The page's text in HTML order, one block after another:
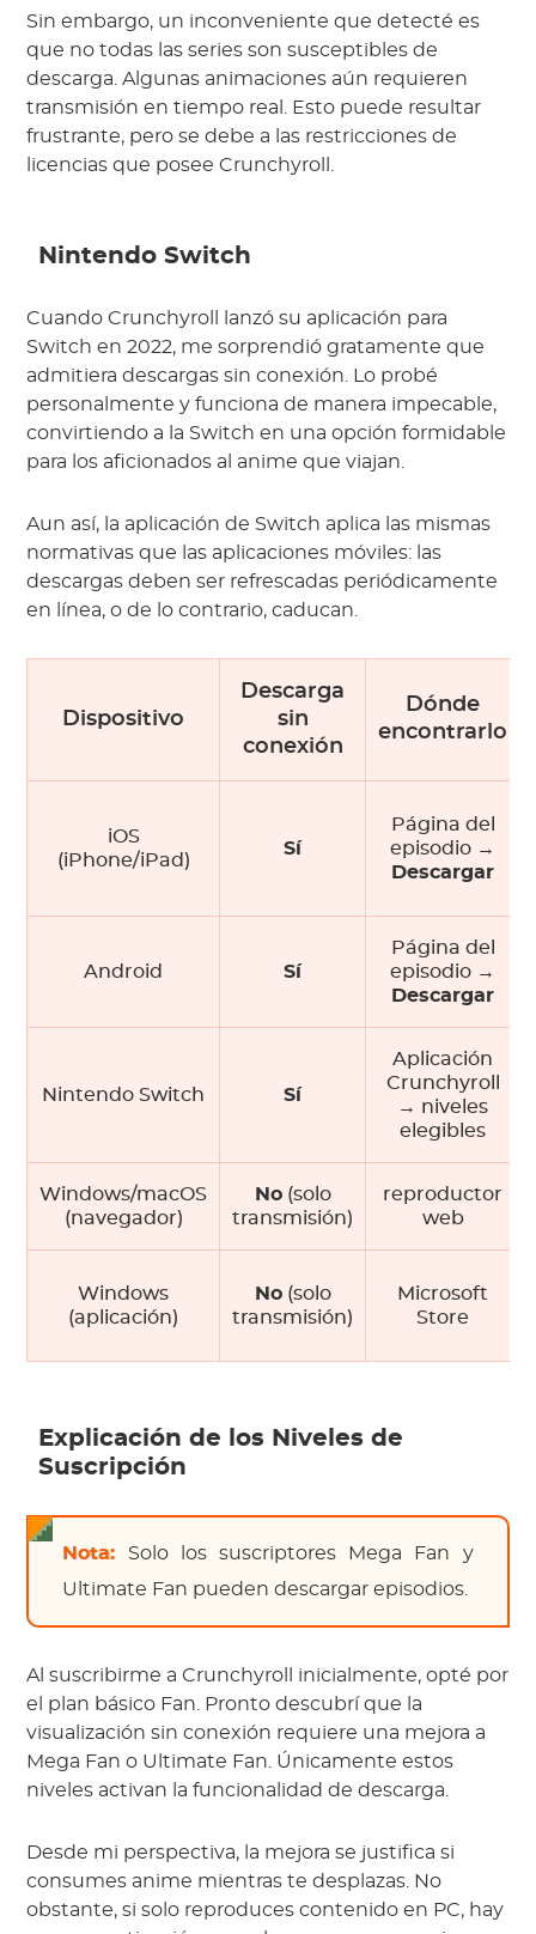
Sin embargo, un inconveniente que detecté es
que no todas las series son susceptibles de
descarga. Algunas animaciones aún requieren
transmisión en tiempo real. Esto puede resultar
frustrante, pero se debe a las restricciones de
licencias que posee Crunchyroll.
Nintendo Switch
Cuando Crunchyroll lanzó su aplicación para
Switch en 2022, me sorprendió gratamente que
admitiera descargas sin conexión. Lo probé
personalmente y funciona de manera impecable,
convirtiendo a la Switch en una opción formidable
para los aficionados al anime que viajan.
Aun así, la aplicación de Switch aplica las mismas
normativas que las aplicaciones móviles: las
descargas deben ser refrescadas periódicamente
en línea, o de lo contrario, caducan.
Dispositivo
Descarga
sin
conexión
Dónde
encontrarlo
iOS
(iPhone/iPad)
Sí
Página del
episodio →
Descargar
Android Sí
Página del
episodio →
Descargar
Nintendo Switch Sí
Aplicación
Crunchyroll
→ niveles
elegibles
Windows/macOS
(navegador)
No(solo
transmisión)
reproductor
web
Windows
(aplicación)
No(solo
transmisión)
Microsoft
Store
Explicación de los Niveles de
Suscripción
Nota: Solo los suscriptores Mega Fan y
Ultimate Fan pueden descargar episodios.
Al suscribirme a Crunchyroll inicialmente, opté por
el plan básico Fan. Pronto descubrí que la
visualización sin conexión requiere una mejora a
Mega Fan o Ultimate Fan. Únicamente estos
niveles activan la funcionalidad de descarga.
Desde mi perspectiva, la mejora se justifica si
consumes anime mientras te desplazas. No
obstante, si solo reproduces contenido en PC, hay